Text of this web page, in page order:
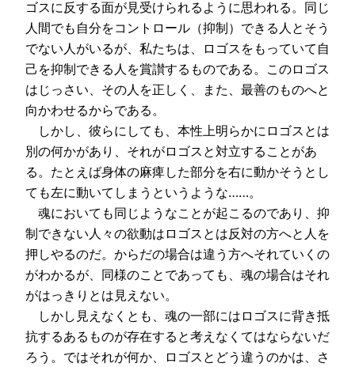
ゴスに反する面が見受けられるように思われる。同じ
人間でも自分をコントロール（抑制）できる人とそう
でない人がいるが、私たちは、ロゴスをもっていて自
己を抑制できる人を賞讃するものである。このロゴス
はじっさい、その人を正しく、また、最善のものへと
向かわせるからである。
しかし、彼らにしても、本性上明らかにロゴスとは
別の何かがあり、それがロゴスと対立することがあ
る。たとえば身体の麻痺した部分を右に動かそうとし
ても左に動いてしまうというような……。
魂においても同じようなことが起こるのであり、抑
制できない人々の欲動はロゴスとは反対の方へと人を
押しやるのだ。からだの場合は違う方へそれていくの
がわかるが、同様のことであっても、魂の場合はそれ
がはっきりとは見えない。
しかし見えなくとも、魂の一部にはロゴスに背き抵
抗するあるものが存在すると考えなくてはならないだ
ろう。ではそれが何か、ロゴスとどう違うのかは、さ